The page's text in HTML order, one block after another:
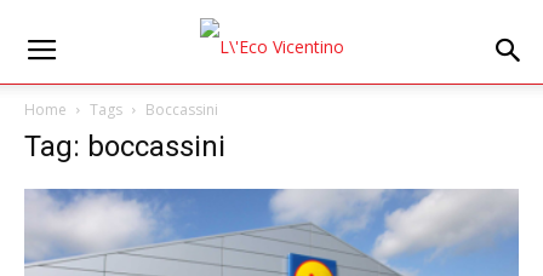
Home Tags Boccassini
Tag: boccassini